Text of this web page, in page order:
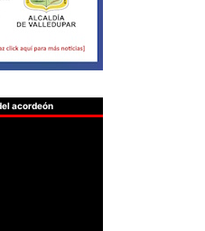
acordeón